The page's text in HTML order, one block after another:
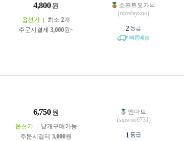
4,800 원
옵션가 최소 2개
주문시결제 3,000원~
소프트오가닉
(nicedaykoo)
2등급
빠른배송
6,750 원
옵션가
낱개구매가능
주문시결제 3,000원
엠마트
(sinwoo9731)
1 등급